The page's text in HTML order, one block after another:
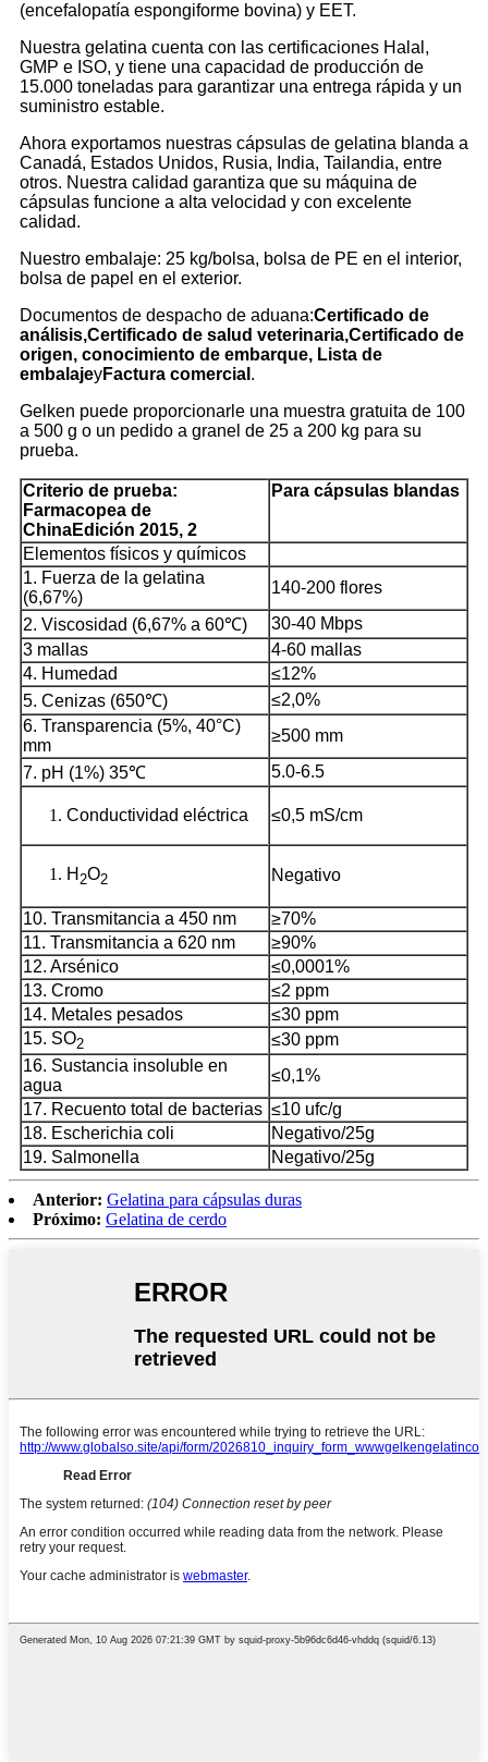
(encefalopatía espongiforme bovina) y EET.
Nuestra gelatina cuenta con las certificaciones Halal,
GMP e ISO, y tiene una capacidad de producción de
15.000 toneladas para garantizar una entrega rápida y un
suministro estable.
Ahora exportamos nuestras cápsulas de gelatina blanda a
Canadá, Estados Unidos, Rusia, India, Tailandia, entre
otros. Nuestra calidad garantiza que su máquina de
cápsulas funcione a alta velocidad y con excelente
calidad.
Nuestro embalaje: 25 kg/bolsa, bolsa de PE en el interior,
bolsa de papel en el exterior.
Documentos de despacho de aduana:Certificado de
análisis,Certificado de salud veterinaria,Certificado de
origen, conocimiento de embarque, Lista de
embalajeyFactura comercial .
Gelken puede proporcionarle una muestra gratuita de 100
a 500 g o un pedido a granel de 25 a 200 kg para su
prueba.
Criterio de prueba:
Farmacopea de
ChinaEdición 2015, 2
Para cápsulas blandas
Elementos físicos y químicos
1. Fuerza de la gelatina
(6,67%)
140-200 flores
2. Viscosidad (6,67% a 60℃)
30-40 Mbps
3 mallas
4-60 mallas
4. Humedad
≤12%
5. Cenizas (650℃)
≤2,0%
6. Transparencia (5%, 40°C)
mm
≥500 mm
7. pH (1%) 35℃
5.0-6.5
Conductividad eléctrica ≤0,5 mS/cm
H 2O2 Negativo
10. Transmitancia a 450 nm
≥70%
11. Transmitancia a 620 nm
≥90%
12. Arsénico
≤0,0001%
13. Cromo
≤2 ppm
14. Metales pesados
≤30 ppm
15. SO2
≤30 ppm
16. Sustancia insoluble en
agua
≤0,1%
17. Recuento total de bacterias ≤10 ufc/g
18. Escherichia coli
Negativo/25g
19. Salmonella
Negativo/25g
Anterior: Gelatina para cápsulas duras
Próximo: Gelatina de cerdo